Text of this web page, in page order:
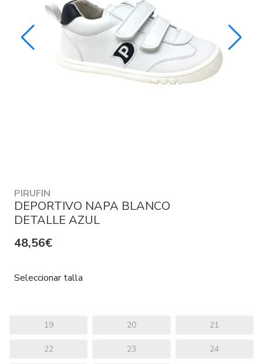
PIRUFIN
DEPORTIVO NAPA BLANCO
DETALLE AZUL
48,56€
Seleccionar talla
19 20 21
22 23 24